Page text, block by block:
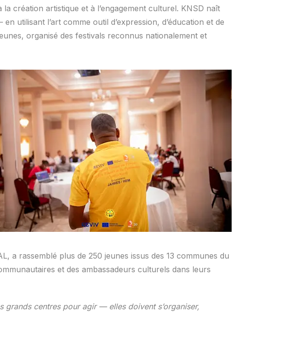
création artistique et à l’engagement culturel. KNSD naît
utilisant l’art comme outil d’expression, d’éducation et de
organisé des festivals reconnus nationalement et
a rassemblé plus de 250 jeunes issus des 13 communes du
et des ambassadeurs culturels dans leurs
grands centres pour agir — elles doivent s’organiser,